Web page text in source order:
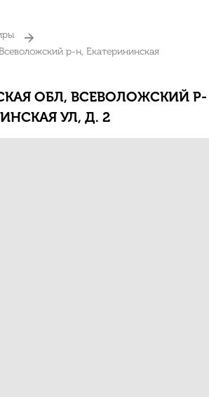
р-н, Екатерининская
ОБЛ, ВСЕВОЛОЖСКИЙ Р-
УЛ, Д. 2